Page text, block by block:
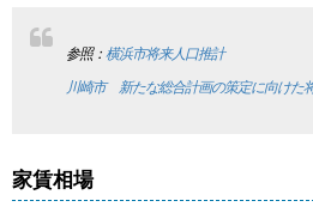
参照：横浜市将来人口推計
川崎市 新たな総合計画の策定に向けた
家賃相場